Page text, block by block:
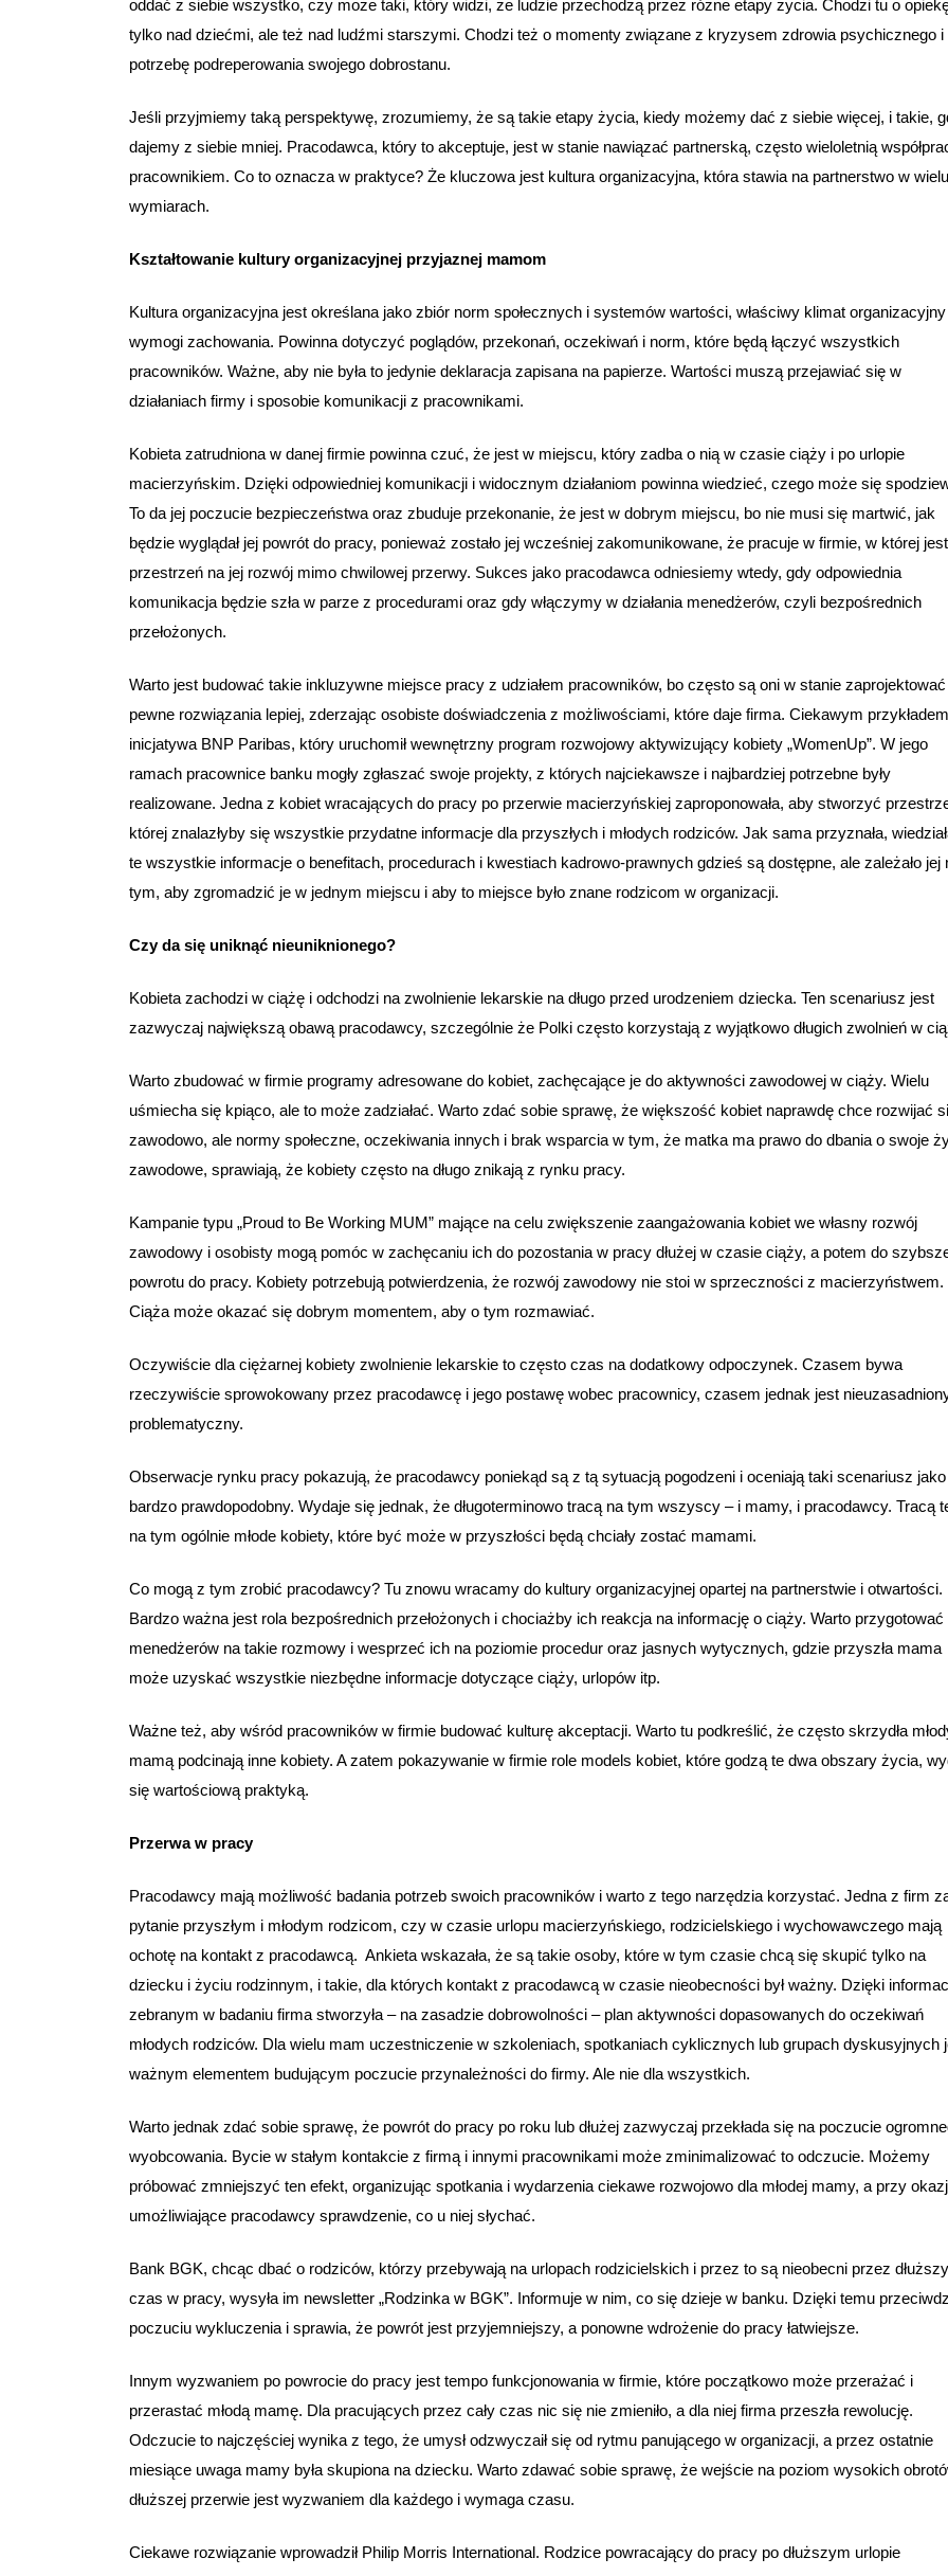
oddać z siebie wszystko, czy może taki, który widzi, że ludzie przechodzą przez różne etapy życia. Chodzi tu o
tylko nad dziećmi, ale też nad ludźmi starszymi. Chodzi też o momenty związane z kryzysem zdrowia psychicznego i
potrzebę podreperowania swojego dobrostanu.
Jeśli przyjmiemy taką perspektywę, zrozumiemy, że są takie etapy życia, kiedy możemy dać z siebie więcej, i takie,
dajemy z siebie mniej. Pracodawca, który to akceptuje, jest w stanie nawiązać partnerską, często wieloletnią
pracownikiem. Co to oznacza w praktyce? Że kluczowa jest kultura organizacyjna, która stawia na partnerstwo w wielu
wymiarach.
Kształtowanie kultury organizacyjnej przyjaznej mamom
Kultura organizacyjna jest określana jako zbiór norm społecznych i systemów wartości, właściwy klimat
wymogi zachowania. Powinna dotyczyć poglądów, przekonań, oczekiwań i norm, które będą łączyć wszystkich
pracowników. Ważne, aby nie była to jedynie deklaracja zapisana na papierze. Wartości muszą przejawiać się w
działaniach firmy i sposobie komunikacji z pracownikami.
Kobieta zatrudniona w danej firmie powinna czuć, że jest w miejscu, który zadba o nią w czasie ciąży i po urlopie
macierzyńskim. Dzięki odpowiedniej komunikacji i widocznym działaniom powinna wiedzieć, czego może się
To da jej poczucie bezpieczeństwa oraz zbuduje przekonanie, że jest w dobrym miejscu, bo nie musi się martwić, jak
będzie wyglądał jej powrót do pracy, ponieważ zostało jej wcześniej zakomunikowane, że pracuje w firmie, w której jest
przestrzeń na jej rozwój mimo chwilowej przerwy. Sukces jako pracodawca odniesiemy wtedy, gdy odpowiednia
komunikacja będzie szła w parze z procedurami oraz gdy włączymy w działania menedżerów, czyli bezpośrednich
przełożonych.
Warto jest budować takie inkluzywne miejsce pracy z udziałem pracowników, bo często są oni w stanie zaprojektować
pewne rozwiązania lepiej, zderzając osobiste doświadczenia z możliwościami, które daje firma. Ciekawym
inicjatywa BNP Paribas, który uruchomił wewnętrzny program rozwojowy aktywizujący kobiety „WomenUp”. W jego
ramach pracownice banku mogły zgłaszać swoje projekty, z których najciekawsze i najbardziej potrzebne były
realizowane. Jedna z kobiet wracających do pracy po przerwie macierzyńskiej zaproponowała, aby stworzyć
której znalazłyby się wszystkie przydatne informacje dla przyszłych i młodych rodziców. Jak sama przyznała,
te wszystkie informacje o benefitach, procedurach i kwestiach kadrowo-prawnych gdzieś są dostępne, ale zależało jej
tym, aby zgromadzić je w jednym miejscu i aby to miejsce było znane rodzicom w organizacji.
Czy da się uniknąć nieuniknionego?
Kobieta zachodzi w ciążę i odchodzi na zwolnienie lekarskie na długo przed urodzeniem dziecka. Ten scenariusz jest
zazwyczaj największą obawą pracodawcy, szczególnie że Polki często korzystają z wyjątkowo długich zwolnień w
Warto zbudować w firmie programy adresowane do kobiet, zachęcające je do aktywności zawodowej w ciąży. Wielu
uśmiecha się kpiąco, ale to może zadziałać. Warto zdać sobie sprawę, że większość kobiet naprawdę chce rozwijać
zawodowo, ale normy społeczne, oczekiwania innych i brak wsparcia w tym, że matka ma prawo do dbania o swoje
zawodowe, sprawiają, że kobiety często na długo znikają z rynku pracy.
Kampanie typu „Proud to Be Working MUM” mające na celu zwiększenie zaangażowania kobiet we własny rozwój
zawodowy i osobisty mogą pomóc w zachęcaniu ich do pozostania w pracy dłużej w czasie ciąży, a potem do
powrotu do pracy. Kobiety potrzebują potwierdzenia, że rozwój zawodowy nie stoi w sprzeczności z macierzyństwem.
Ciąża może okazać się dobrym momentem, aby o tym rozmawiać.
Oczywiście dla ciężarnej kobiety zwolnienie lekarskie to często czas na dodatkowy odpoczynek. Czasem bywa
rzeczywiście sprowokowany przez pracodawcę i jego postawę wobec pracownicy, czasem jednak jest
problematyczny.
Obserwacje rynku pracy pokazują, że pracodawcy poniekąd są z tą sytuacją pogodzeni i oceniają taki scenariusz jako
bardzo prawdopodobny. Wydaje się jednak, że długoterminowo tracą na tym wszyscy – i mamy, i pracodawcy. Tracą
na tym ogólnie młode kobiety, które być może w przyszłości będą chciały zostać mamami.
Co mogą z tym zrobić pracodawcy? Tu znowu wracamy do kultury organizacyjnej opartej na partnerstwie i otwartości.
Bardzo ważna jest rola bezpośrednich przełożonych i chociażby ich reakcja na informację o ciąży. Warto przygotować
menedżerów na takie rozmowy i wesprzeć ich na poziomie procedur oraz jasnych wytycznych, gdzie przyszła mama
może uzyskać wszystkie niezbędne informacje dotyczące ciąży, urlopów itp.
Ważne też, aby wśród pracowników w firmie budować kulturę akceptacji. Warto tu podkreślić, że często skrzydła
mamą podcinają inne kobiety. A zatem pokazywanie w firmie role models kobiet, które godzą te dwa obszary życia,
się wartościową praktyką.
Przerwa w pracy
Pracodawcy mają możliwość badania potrzeb swoich pracowników i warto z tego narzędzia korzystać. Jedna z firm
pytanie przyszłym i młodym rodzicom, czy w czasie urlopu macierzyńskiego, rodzicielskiego i wychowawczego mają
ochotę na kontakt z pracodawcą. Ankieta wskazała, że są takie osoby, które w tym czasie chcą się skupić tylko na
dziecku i życiu rodzinnym, i takie, dla których kontakt z pracodawcą w czasie nieobecności był ważny. Dzięki
zebranym w badaniu firma stworzyła – na zasadzie dobrowolności – plan aktywności dopasowanych do oczekiwań
młodych rodziców. Dla wielu mam uczestniczenie w szkoleniach, spotkaniach cyklicznych lub grupach dyskusyjnych
ważnym elementem budującym poczucie przynależności do firmy. Ale nie dla wszystkich.
Warto jednak zdać sobie sprawę, że powrót do pracy po roku lub dłużej zazwyczaj przekłada się na poczucie
wyobcowania. Bycie w stałym kontakcie z firmą i innymi pracownikami może zminimalizować to odczucie. Możemy
próbować zmniejszyć ten efekt, organizując spotkania i wydarzenia ciekawe rozwojowo dla młodej mamy, a przy
umożliwiające pracodawcy sprawdzenie, co u niej słychać.
Bank BGK, chcąc dbać o rodziców, którzy przebywają na urlopach rodzicielskich i przez to są nieobecni przez dłuższy
czas w pracy, wysyła im newsletter „Rodzinka w BGK”. Informuje w nim, co się dzieje w banku. Dzięki temu
poczuciu wykluczenia i sprawia, że powrót jest przyjemniejszy, a ponowne wdrożenie do pracy łatwiejsze.
Innym wyzwaniem po powrocie do pracy jest tempo funkcjonowania w firmie, które początkowo może przerażać i
przerastać młodą mamę. Dla pracujących przez cały czas nic się nie zmieniło, a dla niej firma przeszła rewolucję.
Odczucie to najczęściej wynika z tego, że umysł odzwyczaił się od rytmu panującego w organizacji, a przez ostatnie
miesiące uwaga mamy była skupiona na dziecku. Warto zdawać sobie sprawę, że wejście na poziom wysokich
dłuższej przerwie jest wyzwaniem dla każdego i wymaga czasu.
Ciekawe rozwiązanie wprowadził Philip Morris International. Rodzice powracający do pracy po dłuższym urlopie